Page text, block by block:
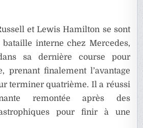
et Lewis Hamilton se sont
bataille interne chez Mercedes,
sa dernière course pour
prenant finalement l’avantage
terminer quatrième. Il a réussi
remontée après des
pour finir à une